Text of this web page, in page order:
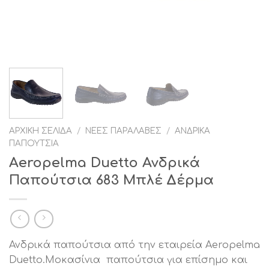
ΑΡΧΙΚΉ ΣΕΛΊΔΑ / ΝΈΕΣ ΠΑΡΑΛΑΒΈΣ / ΑΝΔΡΙΚΆ
ΠΑΠΟΎΤΣΙΑ
Aeropelma Duetto Ανδρικά
Παπούτσια 683 Μπλέ Δέρμα
Ανδρικά παπούτσια από την εταιρεία Aeropelma
Duetto.Μοκασίνια παπούτσια για επίσημο και